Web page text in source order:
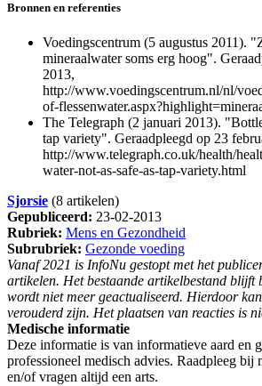
Bronnen en referenties
Voedingscentrum (5 augustus 2011).
mineraalwater soms erg hoog".
2013,
http://www.voedingscentrum.nl/nl/
of-
The Telegraph (2 januari 2013).
tap variety". Geraadpleegd op 23
http://www.telegraph.co.uk/health/
water-not-as-safe-as-tap-variety.html
Sjorsie (8 artikelen)
Gepubliceerd: 23-02-2013
Rubriek: Mens en Gezondheid
Subrubriek: Gezonde voeding
Vanaf 2021 is InfoNu gestopt met het
artikelen. Het bestaande artikelbestand blijft
wordt niet meer geactualiseerd. Hierdoor
verouderd zijn. Het plaatsen van reacties is
Medische informatie
Deze informatie is van informatieve aard en
professioneel medisch advies. Raadpleeg bij
en/of vragen altijd een arts.